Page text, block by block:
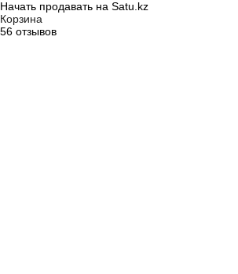
Начать продавать на Satu.kz
Корзина
56 отзывов